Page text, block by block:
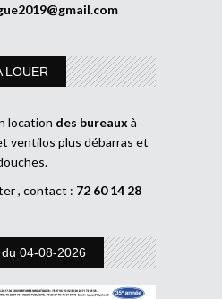
LOUER
location des bureaux à
ventilos plus débarras et
, contact : 72 60 14 28
04-08-2026